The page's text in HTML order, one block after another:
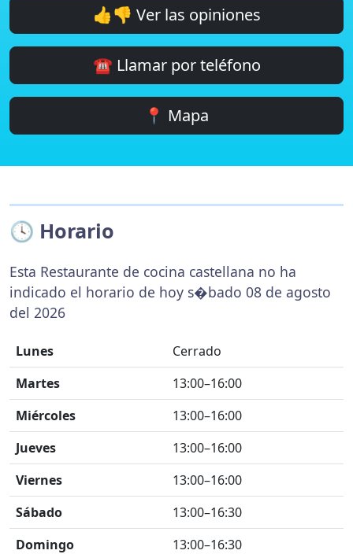
👍👎 Ver las opiniones
☎️ Llamar por teléfono
📍 Mapa
🕓 Horario
Esta Restaurante de cocina castellana no ha
indicado el horario de hoy s�bado 08 de agosto
del 2026
Lunes
Cerrado
Martes
13:00–16:00
Miércoles
13:00–16:00
Jueves
13:00–16:00
Viernes
13:00–16:00
Sábado
13:00–16:30
Domingo
13:00–16:30